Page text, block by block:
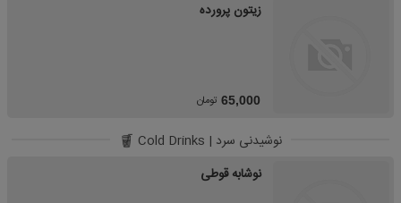
زیتون پرورده
65,000 تومان
نوشیدنی سرد | Cold Drinks
نوشابه قوطی